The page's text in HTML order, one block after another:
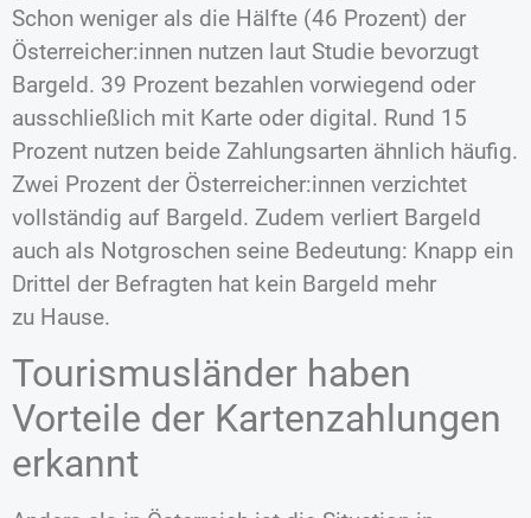
Schon weniger als die Hälfte (46 Prozent) der
Österreicher:innen nutzen laut Studie bevorzugt
Bargeld. 39 Prozent bezahlen vorwiegend oder
ausschließlich mit Karte oder digital. Rund 15
Prozent nutzen beide Zahlungsarten ähnlich häufig.
Zwei Prozent der Österreicher:innen verzichtet
vollständig auf Bargeld. Zudem verliert Bargeld
auch als Notgroschen seine Bedeutung: Knapp ein
Drittel der Befragten hat kein Bargeld mehr
zu Hause.
Tourismusländer haben
Vorteile der Kartenzahlungen
erkannt